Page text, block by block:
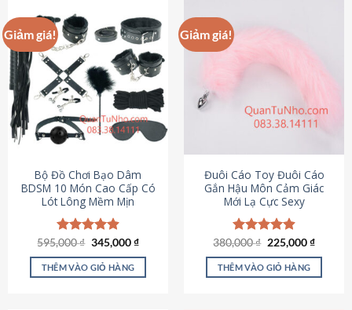
có
nhiều
biến
thể.
Các
tùy
chọn
có
chọn
trên
trang
sản
phẩm
biến
thể.
chọn
chọn
trên
trang
sản
phẩm
Giảm giá!
Bộ Đồ Chơi Bạo Dâm
BDSM 10 Món Cao Cấp Có
Lót Lông Mềm Mịn
Được xếp
hạng4.88
5 sao
595,000₫ Giá
là:
595,000 ₫.
345,000₫Giá
tại
THÊM VÀO GIỎ HÀNG
Giảm giá!
Đuôi Cáo Toy Đuôi Cáo
Gắn Hậu Môn Cảm Giác
Mới Lạ Cực Sexy
Được xếp
hạng4.88
5 sao
380,000₫ Giá
là:
380,000 ₫.
225,000₫Giá
tại
THÊM VÀO GIỎ HÀNG